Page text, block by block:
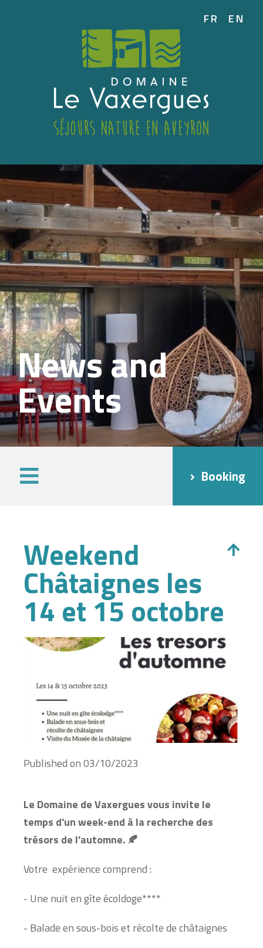
FR EN
News and
Events
Booking
Weekend
Châtaignes les
14 et 15 octobre
Published on03/10/2023
Le Domaine de Vaxergues vous invite le
temps d'un week-end à la recherche des
trésors de l'automne. 🍂
Votre expérience comprend :
- Une nuit en gîte écoldoge****
- Balade en sous-bois et récolte de châtaignes